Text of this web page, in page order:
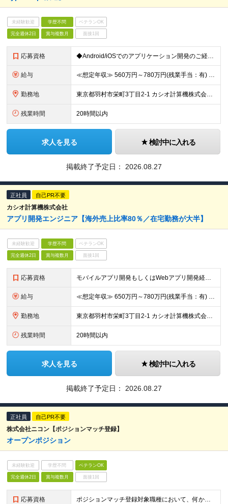
未経験歓迎 学歴不問 ベテランOK
完全週休2日 賞与複数月 面接1回
応募資格 ◆Android/iOSでのアプリケーション開発のご経験がある方 ＜求める人物像＞ ・スマートフォンアプリケーションの開発業務経験が3年以上ある方 ・協調性が高く、チームメンバーと円滑にコミュニケー
給与 ≪想定年収≫ 560万円～780万円(残業手当：有) ※待遇はスキル、経験に応じて個別に決定致します。 ※基本給＋賞与（年2回）、別途残業代、諸手当を支給（残業代は1分単位で支給いたします） ※試用期
勤務地 東京都羽村市栄町3丁目2-1 カシオ計算機株式会社 羽村技術センター ※転勤は当面ありません。 ※在宅勤務あり（部署平均：週3日～4日程度） ※(変更の範囲)会社の定める勤務地
残業時間 20時間以内
求人を見る 検討中に入れる
掲載終了予定日： 2026.08.27
正社員 自己PR不要
カシオ計算機株式会社
アプリ開発エンジニア【海外売上比率80％／在宅勤務が大半】
未経験歓迎 学歴不問 ベテランOK
完全週休2日 賞与複数月 面接1回
応募資格 モバイルアプリ開発もしくはWebアプリ開発経験（バックエンド含む）をお持ちの方
給与 ≪想定年収≫ 650万円～780万円(残業手当：有) ※待遇はスキル、経験に応じて個別に決定致します。 ※基本給＋賞与（年2回）、別途残業代、諸手当を支給 ※試用期間3ヶ月あり（期間中の待遇に差異はあ
勤務地 東京都羽村市栄町3丁目2-1 カシオ計算機株式会社 羽村技術センター ※転勤は当面ありません。 ※在宅勤務が大半 ※(変更の範囲)会社の定める勤務地
残業時間 20時間以内
求人を見る 検討中に入れる
掲載終了予定日： 2026.08.27
正社員 自己PR不要
株式会社ニコン【ポジションマッチ登録】
オープンポジション
未経験歓迎 学歴不問 ベテランOK
完全週休2日 賞与複数月 面接1回
応募資格 ポジションマッチ登録対象職種において、何かしらの知識・経験を有する方 【活かせる経験・スキル】 ポジションマッチ登録対象職種に関連する知識・経験 ※該当ポジションが数多く存在するため、様々な経験が